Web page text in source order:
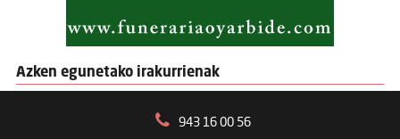
Azken egunetako irakurrienak
943 16 00 56